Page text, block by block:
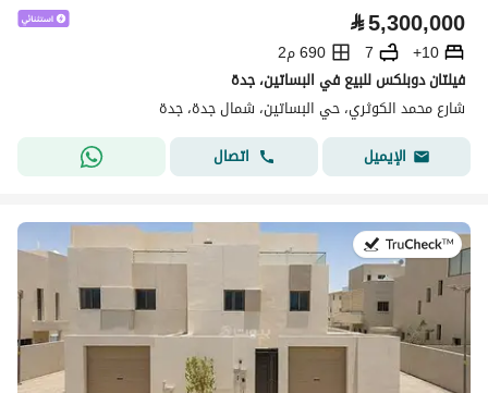
⃁5,300,000
10+
7
690 م2
فيلتان دوبلكس للبيع في البساتين، جدة
شارع محمد الكوثري، حي البساتين، شمال جدة، جدة
الإيميل
اتصال